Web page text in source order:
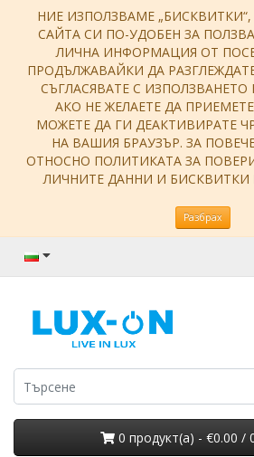
НИЕ ИЗПОЛЗВАМЕ
САЙТА СИ ПО-УДОБЕН ЗА
ЛИЧНА ИНФОРМАЦИЯ ОТ
ПРОДЪЛЖАВАЙКИ ДА
СЪГЛАСЯВАТЕ С ИЗПОЛЗВАНЕТО
АКО НЕ ЖЕЛАЕТЕ ДА
МОЖЕТЕ ДА ГИ ДЕАКТИВИРАТЕ
НА ВАШИЯ БРАУЗЪР. ЗА
ОТНОСНО ПОЛИТИКАТА ЗА
ЛИЧНИТЕ ДАННИ И БИСКВИТКИ
Разбрах
0